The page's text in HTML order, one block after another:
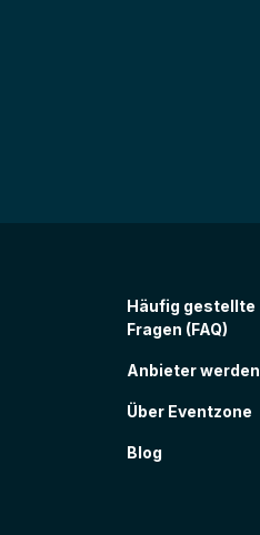
Häufig gestellte
Fragen (FAQ)
Anbieter werden
Über Eventzone
Blog